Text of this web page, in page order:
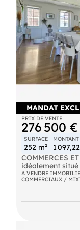
MANDAT
Immeuble
PRIX DE VENTE
276 500 €
SURFACE
252 m²
1
COMMERCES
idéalement
immédiate du
composé de
local
terrasse à
DPE C . Aux
A VENDRE
COMMERCIAUX /